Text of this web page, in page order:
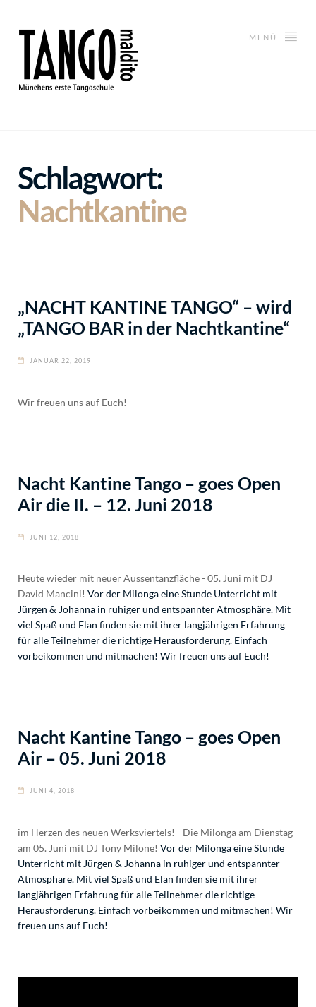
MENÜ
Schlagwort:
Nachtkantine
„NACHT KANTINE TANGO“ – wird
„TANGO BAR in der Nachtkantine“
JANUAR 22, 2019
Wir freuen uns auf Euch!
Nacht Kantine Tango – goes Open
Air die II. – 12. Juni 2018
JUNI 12, 2018
Heute wieder mit neuer Aussentanzfläche - 05. Juni mit DJ
David Mancini! Vor der Milonga eine Stunde Unterricht mit
Jürgen & Johanna in ruhiger und entspannter Atmosphäre. Mit
viel Spaß und Elan finden sie mit ihrer langjährigen Erfahrung
für alle Teilnehmer die richtige Herausforderung. Einfach
vorbeikommen und mitmachen! Wir freuen uns auf Euch!
Nacht Kantine Tango – goes Open
Air – 05. Juni 2018
JUNI 4, 2018
im Herzen des neuen Werksviertels! Die Milonga am Dienstag -
am 05. Juni mit DJ Tony Milone! Vor der Milonga eine Stunde
Unterricht mit Jürgen & Johanna in ruhiger und entspannter
Atmosphäre. Mit viel Spaß und Elan finden sie mit ihrer
langjährigen Erfahrung für alle Teilnehmer die richtige
Herausforderung. Einfach vorbeikommen und mitmachen! Wir
freuen uns auf Euch!